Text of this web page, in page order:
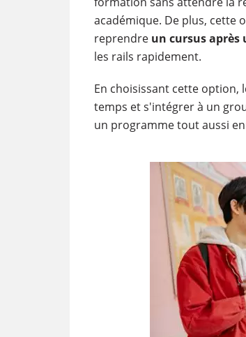
académique. De plus,
reprendre un cursus après
les rails rapidement.
En choisissant cette
temps et s'intégrer à un
un programme tout aussi